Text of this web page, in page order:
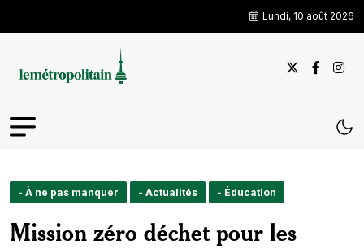
Lundi, 10 août 2026
- À ne pas manquer - Actualités - Éducation
Mission zéro déchet pour les